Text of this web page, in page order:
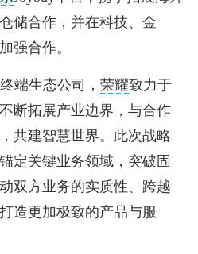
储合作，并在科技、金
强合作。
端生态公司， 荣耀致力于
断拓展产业边界，与合作
共建智慧世界。此次战略
定关键业务领域，突破固
双方业务的实质性、跨越
造更加极致的产品与服